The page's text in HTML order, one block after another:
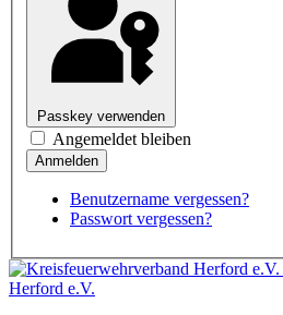
Passkey verwenden
Angemeldet bleiben
Benutzername vergessen?
Passwort vergessen?
Herford e.V.